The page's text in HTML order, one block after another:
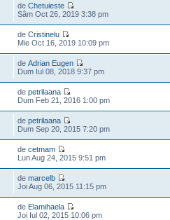
deChetuieste
Sâm Oct 26, 2019 3:38 pm
deCristinelu
Mie Oct 16, 2019 10:09 pm
deAdrian Eugen
Dum Iul 08, 2018 9:37 pm
depetrilaana
Dum Feb 21, 2016 1:00 pm
depetrilaana
Dum Sep 20, 2015 7:20 pm
decetmam
Lun Aug 24, 2015 9:51 pm
demarcelb
Joi Aug 06, 2015 11:15 pm
de Elamihaela
Joi Iul 02, 2015 10:06 pm